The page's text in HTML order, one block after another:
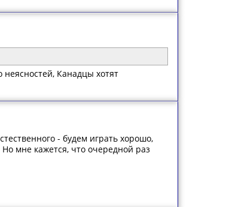
Канадцы хотят
- будем играть хорошо,
мне кажется, что очередной раз